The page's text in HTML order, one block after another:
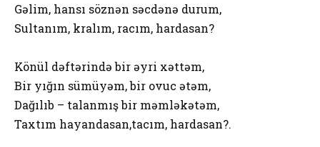
Gəlim, hansı söznən səcdənə durum,
Sultanım, kralım, racım, hardasan?
Könül dəftərində bir əyri xəttəm,
Bir yığın sümüyəm, bir ovuc ətəm,
Dağılıb – talanmış bir məmləkətəm,
Taxtım hayandasan,tacım, hardasan?.